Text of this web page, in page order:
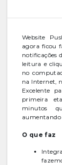
Website
agora ficou
notificações
leitura e
no
na Internet,
Excelente
primeira
minutos
aumentando
O que faz